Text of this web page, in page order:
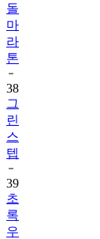
돌
마
라
톤
38
그
린
스
텝
39
초
록
우